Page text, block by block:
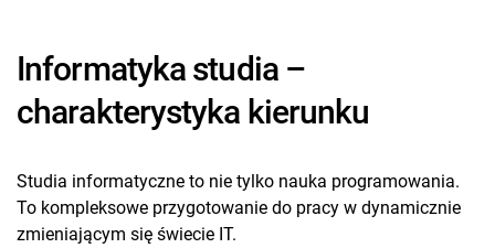
Informatyka studia –
charakterystyka kierunku
Studia informatyczne to nie tylko nauka programowania.
To kompleksowe przygotowanie do pracy w dynamicznie
zmieniającym się świecie IT.